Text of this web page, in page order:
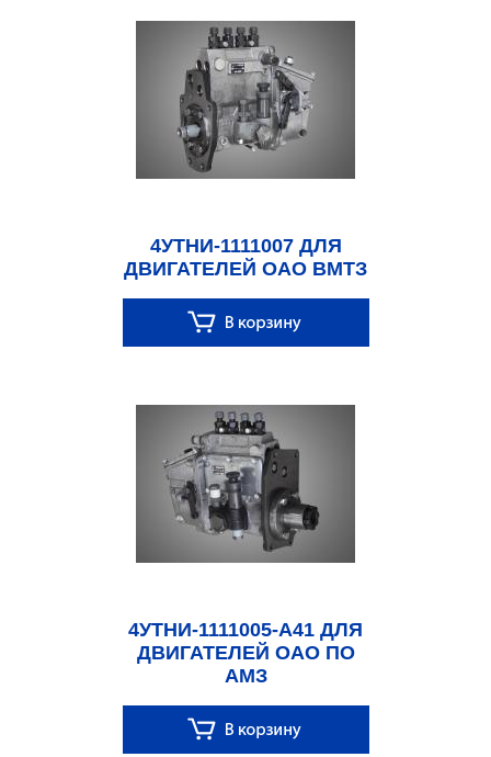
4УТНИ-1111007 ДЛЯ
ДВИГАТЕЛЕЙ ОАО ВМТЗ
4УТНИ-1111005-А41 ДЛЯ
ДВИГАТЕЛЕЙ ОАО ПО
АМЗ